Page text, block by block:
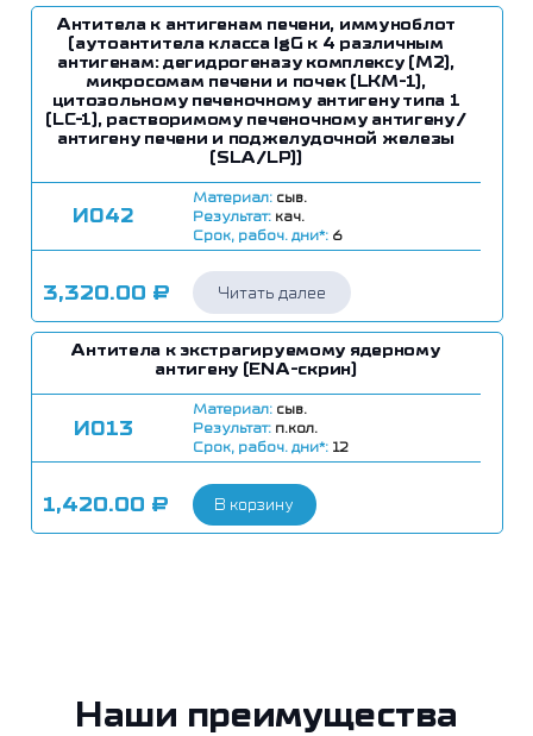
Антитела к антигенам печени, иммуноблот
(аутоантитела класса IgG к 4 различным
антигенам: дегидрогеназу комплексу (M2),
микросомам печени и почек (LKM-1),
цитозольному печеночному антигену типа 1
(LC-1), растворимому печеночному антигену/
антигену печени и поджелудочной железы
(SLA/LP))
И042
Материал: сыв.
Результат: кач.
Срок, рабоч. дни*: 6
3,320.00 ₽ Читать далее
Антитела к экстрагируемому ядерному
антигену (ENA-скрин)
И013
Материал: сыв.
Результат: п.кол.
Срок, рабоч. дни*: 12
1,420.00 ₽ В корзину
Наши преимущества